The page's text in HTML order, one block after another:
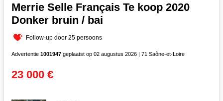
Merrie Selle Français Te koop 2020
Donker bruin / bai
Follow-up door 25 persoons
Advertentie 1001947 geplaatst op 02 augustus 2026 | 71 Saône-et-Loire
23 000 €